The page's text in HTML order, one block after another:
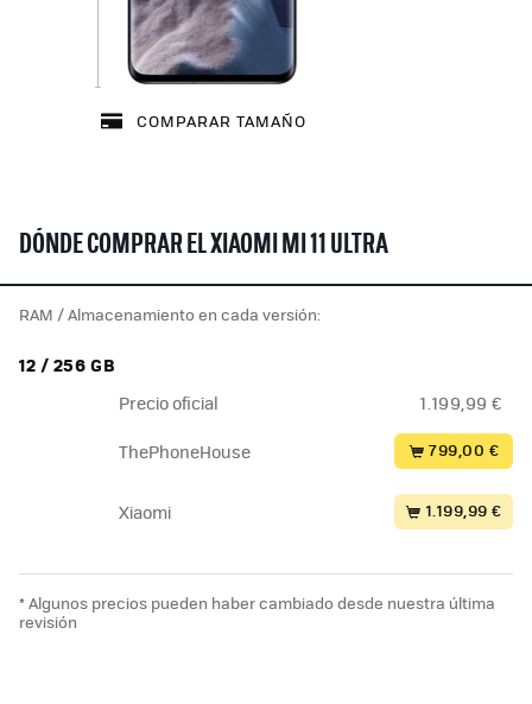
COMPARAR TAMAÑO
DÓNDE COMPRAR EL XIAOMI MI 11 ULTRA
RAM / Almacenamiento en cada versión:
12 / 256 GB
Precio oficial 1.199,99 €
ThePhoneHouse 799,00 €
Xiaomi 1.199,99 €
* Algunos precios pueden haber cambiado desde nuestra última
revisión